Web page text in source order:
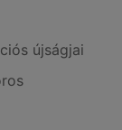
újságjai